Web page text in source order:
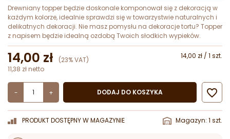
Drewniany topper będzie doskonale komponował się z dekoracją w
każdym kolorze, idealnie sprawdzi się w towarzystwie naturalnych i
delikatnych dekoracji. Nie masz pomysłu na dekoracje tortu? Topper
z napisem będzie idealną ozdobą Twoich słodkich wypieków.
14,00 zł (23% VAT)
14,00 zł / 1 szt.
11,38 zł netto
- + DODAJ DO KOSZYKA 
PRODUKT DOSTĘPNY W MAGAZYNIE Magazyn: 1 szt.